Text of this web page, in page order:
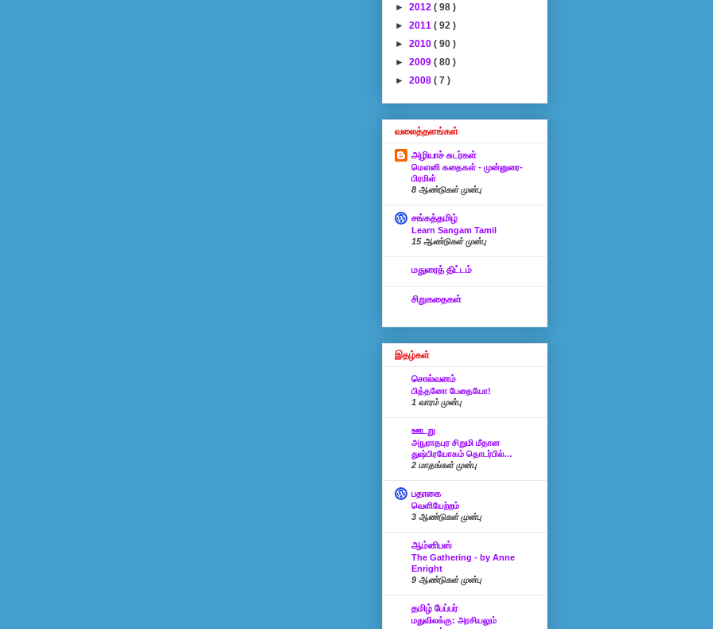
► 2012 ( 98 )
► 2011 ( 92 )
► 2010 ( 90 )
► 2009 ( 80 )
► 2008 ( 7 )
வலைத்தளங்கள்
அழியாச் சுடர்கள்
மௌனி கதைகள் - முன்னுரை-
பிரமிள்
8 ஆண்டுகள் முன்பு
சங்கத்தமிழ்
Learn Sangam Tamil
15 ஆண்டுகள் முன்பு
மதுரைத் திட்டம்
சிறுகதைகள்
இதழ்கள்
சொல்வனம்
பித்தனோ பேதையோ!
1 வாரம் முன்பு
ஊடறு
அநுராதபுர சிறுமி மீதான
துஷ்பிரயோகம் தொடர்பில்…
2 மாதங்கள் முன்பு
பதாகை
வெளியேற்றம்
3 ஆண்டுகள் முன்பு
ஆம்னிபஸ்
The Gathering - by Anne
Enright
9 ஆண்டுகள் முன்பு
தமிழ் பேப்பர்
மதுவிலக்கு: அரசியலும்